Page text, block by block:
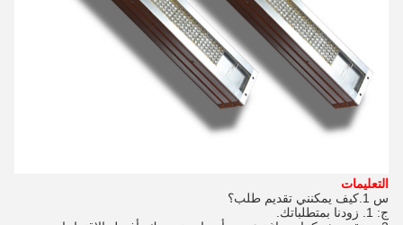
التعليمات
س 1.كيف يمكنني تقديم طلب؟
ج: 1. زودنا بمتطلباتك.